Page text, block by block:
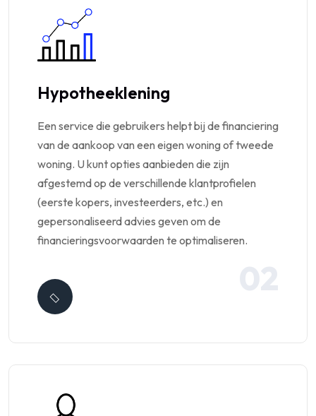
Hypotheeklening
Een service die gebruikers helpt bij de financiering
van de aankoop van een eigen woning of tweede
woning. U kunt opties aanbieden die zijn
afgestemd op de verschillende klantprofielen
(eerste kopers, investeerders, etc.) en
gepersonaliseerd advies geven om de
financieringsvoorwaarden te optimaliseren.